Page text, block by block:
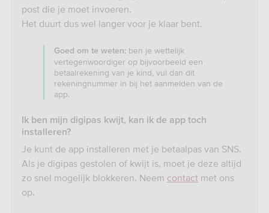
post die je moet invoeren.
Het duurt dus wel langer voor je klaar bent.
Goed om te weten: ben je wettelijk
vertegenwoordiger op bijvoorbeeld een
betaalrekening van je kind, vul dan dit
rekeningnummer in bij het aanmelden van de
app.
Ik ben mijn digipas kwijt, kan ik de app toch
installeren?
Je kunt de app installeren met je betaalpas van SNS.
Als je digipas gestolen of kwijt is, moet je deze altijd
zo snel mogelijk blokkeren. Neem contact met ons
op.